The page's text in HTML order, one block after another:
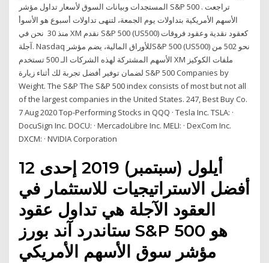
المستجدات وبيانات السوق لأسعار تداول مؤشر S&P 500 . تراجعت
الأسهم الأمريكية بتداولات يوم الجمعة، لتنهى تداولات أسبوع هو الأسوأ
منذ 30 نحن في XM نقدم S&P 500 ‏(US500) كعقود نقدية وعقود فروقات
آجلة. Nasdaq للأوراق المالية، يضم مؤشرS&P 500 (US500) نحو 502 من
الأسهم المشتركة لهذه الشركات الـ 500 تستخدم XM ملفات الكوكيز
لضمان توفير أفضل تجربة لك أثناء زيارة S&P 500 Companies by
Weight. The S&P The S&P 500 index consists of most but not all
of the largest companies in the United States. 247, Best Buy Co.
7 Aug 2020 Top-Performing Stocks in QQQ · Tesla Inc. TSLA: ·
DocuSign Inc. DOCU: · MercadoLibre Inc. MELI: · DexCom Inc.
DXCM: · NVIDIA Corporation
12 أيلول (سبتمبر) 2019 إحدى
أفضل الاستراتيجيات للاستثمار في
العقود الآجلة هي تداول عقود
ستاندرد آند بورز S&P 500 هو
مؤشر سوق الأسهم الأمريكي